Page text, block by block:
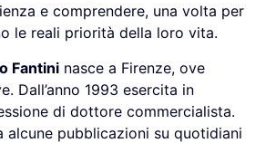
e comprendere, una volta per
le reali priorità della loro vita.
Fantini nasce a Firenze, ove
Dall’anno 1993 esercita in
di dottore commercialista.
alcune pubblicazioni su quotidiani